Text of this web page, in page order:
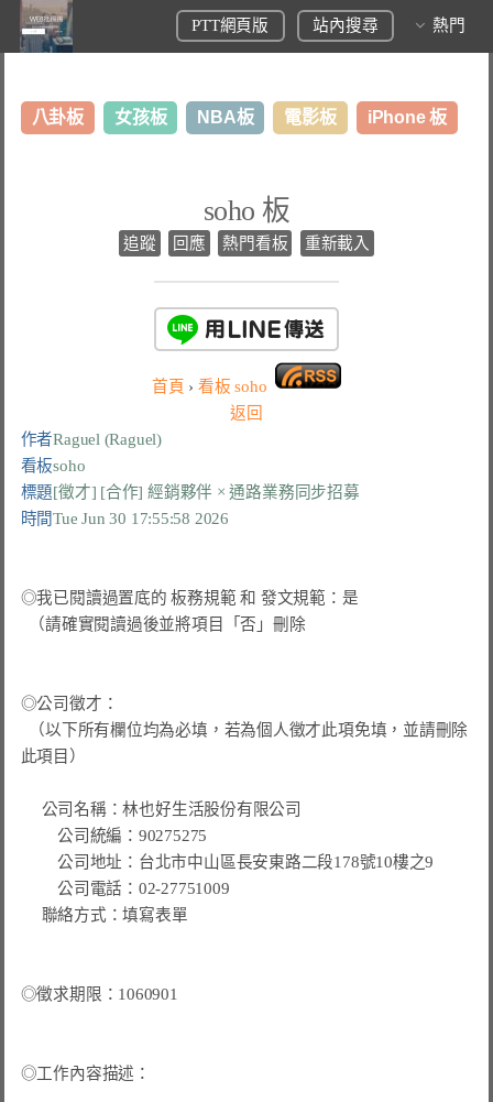
PTT網頁版 站內搜尋 熱門
八卦板 女孩板 NBA板 電影板 iPhone 板
soho 板
追蹤 回應 熱門看板 重新載入
首頁 › 看板soho
返回
作者Raguel (Raguel)
看板soho
標題[徵才] [合作] 經銷夥伴 × 通路業務同步招募
時間Tue Jun 30 17:55:58 2026
◎我已閱讀過置底的 板務規範 和 發文規範：是
◎公司徵才：
此項目）
公司統編：90275275
公司地址：台北市中山區長安東路二段178號10樓之9
公司電話：02-27751009
◎徵求期限：1060901
◎工作內容描述：